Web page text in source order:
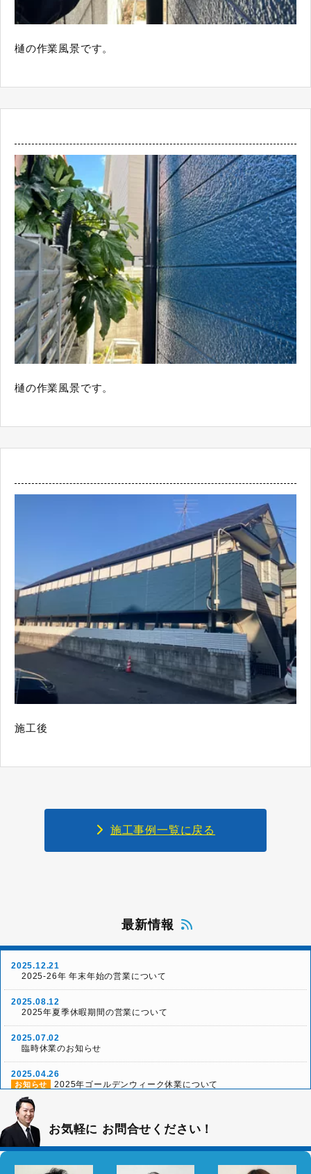
樋の作業風景です。
樋の作業風景です。
施工後
施工事例一覧に戻る
最新情報
2025.12.21
2025-26年 年末年始の営業について
2025.08.12
2025年夏季休暇期間の営業について
2025.07.02
臨時休業のお知らせ
2025.04.26
お知らせ 2025年ゴールデンウィーク休業について
2024.12.26
お知らせ
2024.04.20
お気軽に お問合せください！